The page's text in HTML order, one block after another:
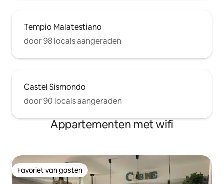
Tempio Malatestiano
door 98 locals aangeraden
Castel Sismondo
door 90 locals aangeraden
Appartementen met wifi
Favoriet van gasten
Favoriet van gasten